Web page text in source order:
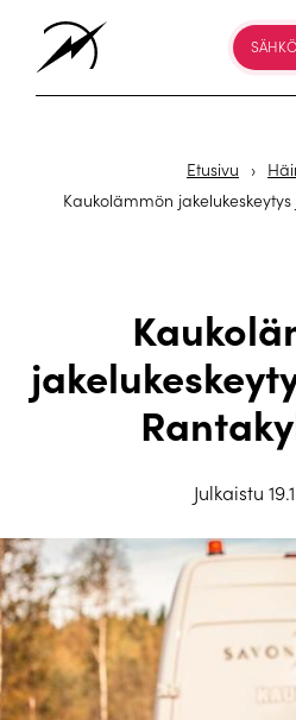
Etusivu ›
Kaukolämmön
Julkaistu